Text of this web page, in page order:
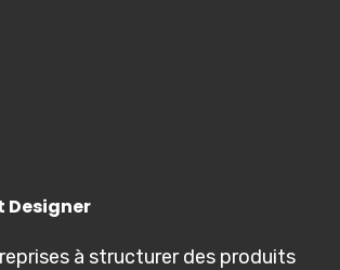
Designer
à structurer des produits